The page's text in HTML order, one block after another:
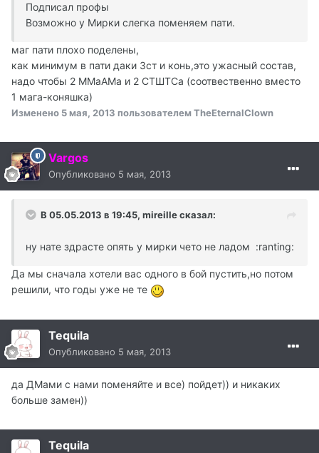
Подписал профы
Возможно у Мирки слегка поменяем пати.
маг пати плохо поделены,
как минимум в пати даки 3ст и конь,это ужасный состав,
надо чтобы 2 ММаАМа и 2 СТШТСа (соотвественно вместо
1 мага-коняшка)
Изменено 5 мая, 2013 пользователем TheEternalClown
Vargos
Опубликовано 5 мая, 2013
В 05.05.2013 в 19:45, mireille сказал:
ну нате здрасте опять у мирки чето не ладом :ranting:
Да мы сначала хотели вас одного в бой пустить,но потом
решили, что годы уже не те
Tequila
Опубликовано 5 мая, 2013
да ДМами с нами поменяйте и все) пойдет)) и никаких
больше замен))
Tequila